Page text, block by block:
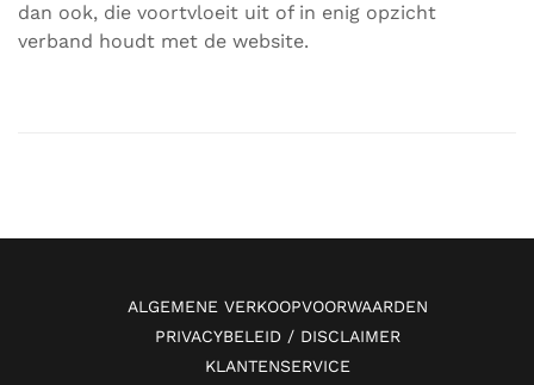
dan ook, die voortvloeit uit of in enig opzicht
verband houdt met de website.
ALGEMENE VERKOOPVOORWAARDEN
PRIVACYBELEID / DISCLAIMER
KLANTENSERVICE